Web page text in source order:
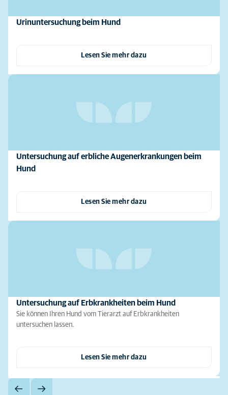
Urinuntersuchung beim Hund
Lesen Sie mehr dazu
Untersuchung auf erbliche Augenerkrankungen beim
Hund
Lesen Sie mehr dazu
Untersuchung auf Erbkrankheiten beim Hund
Sie können Ihren Hund vom Tierarzt auf Erbkrankheiten
untersuchen lassen.
Lesen Sie mehr dazu